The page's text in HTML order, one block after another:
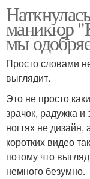
маникюр
мы
Просто словами
выглядит.
Это не просто
зрачок, радужка
ногтях не
коротких видео
потому что
немного безумно.